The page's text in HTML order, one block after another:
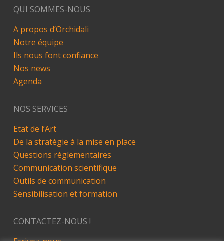
QUI SOMMES-NOUS
A propos d’Orchidali
Notre équipe
Ils nous font confiance
Nos news
Agenda
NOS SERVICES
Etat de l’Art
De la stratégie à la mise en place
Questions réglementaires
Communication scientifique
Outils de communication
Sensibilisation et formation
CONTACTEZ-NOUS !
Ecrivez-nous